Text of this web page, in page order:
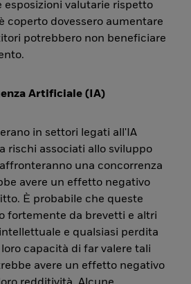
esposizioni valutarie rispetto
coperto dovessero aumentare
potrebbero non beneficiare
Artificiale (IA)
in settori legati all'IA
rischi associati allo sviluppo
una concorrenza
avere un effetto negativo
È probabile che queste
fortemente da brevetti e altri
e qualsiasi perdita
capacità di far valere tali
avere un effetto negativo